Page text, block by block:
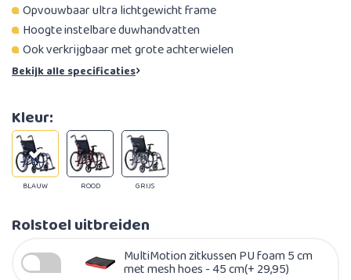
Opvouwbaar ultra lichtgewicht frame
Hoogte instelbare duwhandvatten
Ook verkrijgbaar met grote achterwielen
Bekijk alle specificaties
Kleur:
BLAUW ROOD GRIJS
Rolstoel uitbreiden
MultiMotion zitkussen PU foam 5 cm
met mesh hoes - 45 cm(+ 29,95)